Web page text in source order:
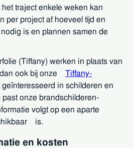
traject enkele weken kan
per project af hoeveel tijd en
nodig is en plannen samen de
(Tiffany) werken in plaats van
dan ook bij onzeTiffany-
geïnteresseerd in schilderen en
onze brandschilderen-
volgt op een aparte
is.
en kosten